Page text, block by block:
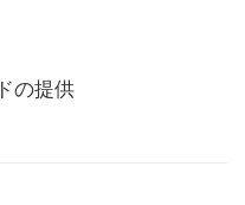
の提供